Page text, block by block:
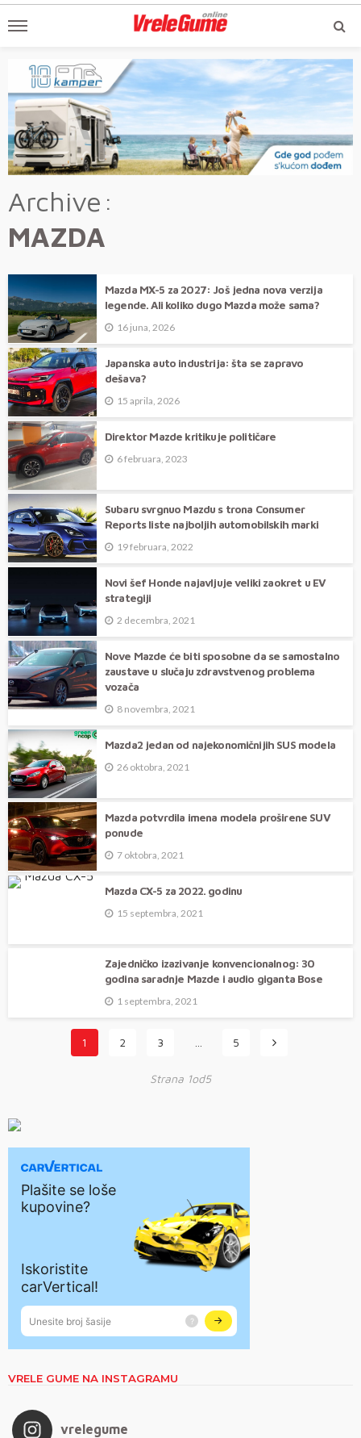
Archive
MAZDA
Mazda MX-5 za 2027: Još jedna nova verzija
legende. Ali koliko dugo Mazda može sama?
16 juna, 2026
Japanska auto industrija: šta se zapravo
dešava?
15 aprila, 2026
Direktor Mazde kritikuje političare
6 februara, 2023
Subaru svrgnuo Mazdu s trona Consumer
Reports liste najboljih automobilskih marki
19 februara, 2022
Novi šef Honde najavljuje veliki zaokret u EV
strategiji
2 decembra, 2021
Nove Mazde će biti sposobne da se samostalno
zaustave u slučaju zdravstvenog problema
vozača
8 novembra, 2021
Mazda2 jedan od najekonomičnijih SUS modela
26 oktobra, 2021
Mazda potvrdila imena modela proširene SUV
ponude
7 oktobra, 2021
Mazda CX-5 za 2022. godinu
15 septembra, 2021
Zajedničko izazivanje konvencionalnog: 30
godina saradnje Mazde i audio giganta Bose
1 septembra, 2021
1 2 3 5
Strana 1od5
VRELE GUME NA INSTAGRAMU
vrelegume